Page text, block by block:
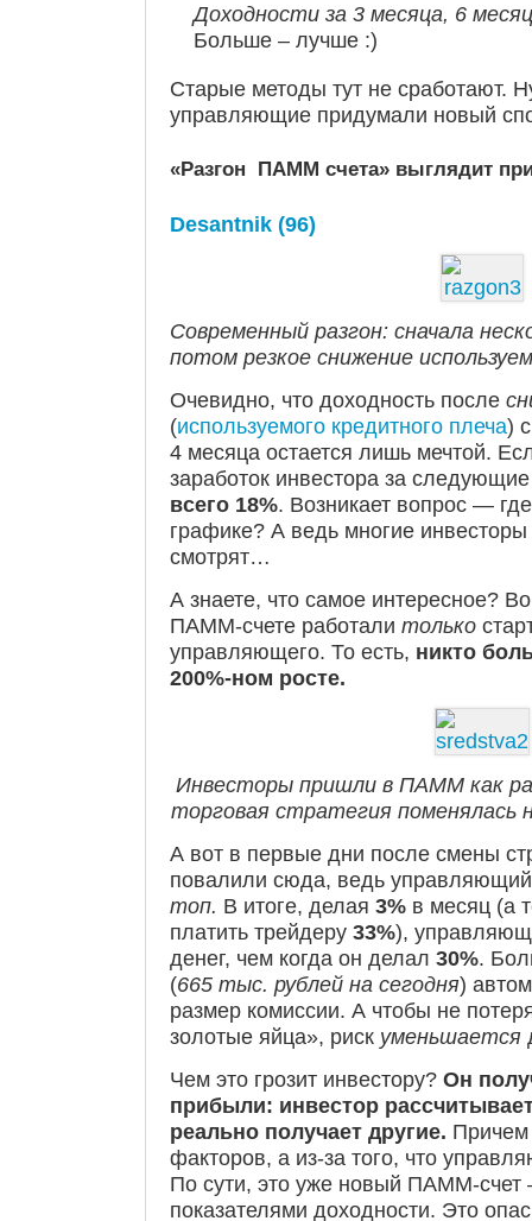
Доходности за 3 месяца, 6
Больше – лучше :)
Старые методы тут не сработают.
управляющие придумали новый
«Разгон ПАММ счета» выглядит
Desantnik (96)
Современный разгон: сначала
потом резкое снижение
Очевидно, что доходность после
(используемого кредитного плеча)
4 месяца остается лишь мечтой.
заработок инвестора за
всего 18%. Возникает вопрос —
графике? А ведь многие
смотрят…
А знаете, что самое интересное?
ПАММ-счете работали только
управляющего. То есть, никто
200%-ном росте.
Инвесторы пришли в ПАММ как
торговая стратегия поменялась
А вот в первые дни после смены
повалили сюда, ведь
топ. В итоге, делая 3% в месяц (а
платить трейдеру 33%),
денег, чем когда он делал 30%.
(665 тыс. рублей на сегодня)
размер комиссии. А чтобы не
золотые яйца», риск уменьшается
Чем это грозит инвестору? Он
прибыли: инвестор
реально получает другие. Причем
факторов, а из-за того, что
По сути, это уже новый ПАММ-счет
показателями доходности. Это